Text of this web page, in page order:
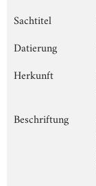
Sachtitel
Datierung
Herkunft
Beschriftung